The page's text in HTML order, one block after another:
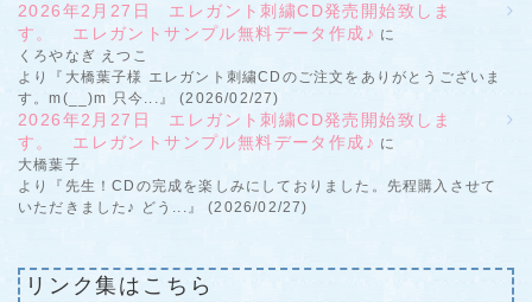
2026年2月27日 エレガント刺繍CD発売開始致しま
す。 エレガントサンプル無料データ作成♪ に
くろやなぎ えつこ
より『大橋葉子様 エレガント刺繍CDのご注文をありがとうございま
す。m(__)m 只今...』 (2026/02/27)
2026年2月27日 エレガント刺繍CD発売開始致しま
す。 エレガントサンプル無料データ作成♪ に
大橋葉子
より『先生！CDの完成を楽しみにしておりました。先程購入させて
いただきました♪ どう...』 (2026/02/27)
リンク集はこちら